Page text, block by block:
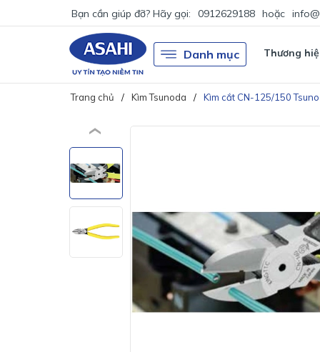
Bạn cần giúp đỡ? Hãy gọi: 0912629188 hoặc
Danh mục Thương
Trang chủ Kìm Tsunoda Kìm cắt CN-125/150